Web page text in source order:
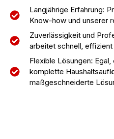
Langjährige Erfahrung:
Know-how und unserer
Zuverlässigkeit und
arbeitet schnell, effizient
Flexible Lösungen:
komplette
maßgeschneiderte